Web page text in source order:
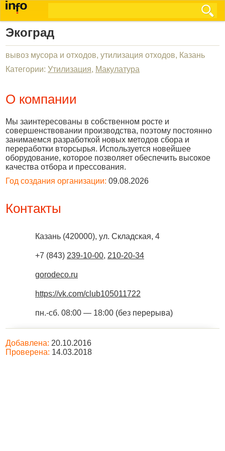
Экоград
вывоз мусора и отходов, утилизация отходов, Казань
Категории: Утилизация, Макулатура
О компании
Мы заинтересованы в собственном росте и
совершенствовании производства, поэтому постоянно
занимаемся разработкой новых методов сбора и
переработки вторсырья. Используется новейшее
оборудование, которое позволяет обеспечить высокое
качества отбора и прессования.
Год создания организации: 09.08.2026
Контакты
Казань (420000), ул. Складская, 4
+7 (843) 239-10-00, 210-20-34
gorodeco.ru
https://vk.com/club105011722
пн.-сб. 08:00 — 18:00 (без перерыва)
Добавлена: 20.10.2016
Проверена: 14.03.2018